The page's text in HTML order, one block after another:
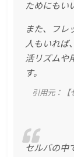
ためにもい
また、フレ
人もいれば
活リズムや
す。
引用元：
セルバの中